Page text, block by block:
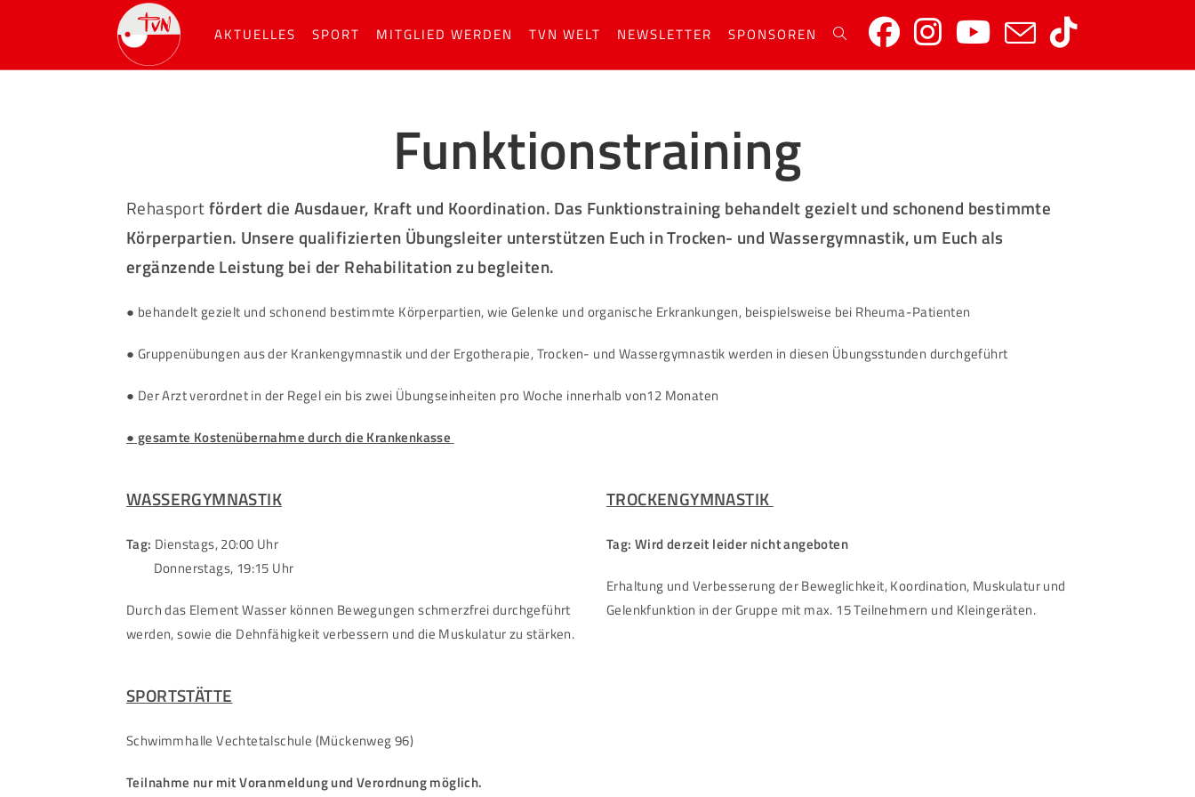
AKTUELLES SPORT MITGLIED WERDEN TVN WELT NEWSLETTER SPONSOREN
Funktionstraining
Rehasportfördert die Ausdauer, Kraft und Koordination. Das Funktionstraining behandelt gezielt und schonend bestimmte
Körperpartien. Unsere qualifizierten Übungsleiter unterstützen Euch in Trocken- und Wassergymnastik, um Euch als
ergänzende Leistung bei der Rehabilitation zu begleiten.
● behandelt gezielt und schonend bestimmte Körperpartien, wie Gelenke und organische Erkrankungen, beispielsweise bei Rheuma-Patienten
● Gruppenübungen aus der Krankengymnastik und der Ergotherapie, Trocken- und Wassergymnastik werden in diesen Übungsstunden durchgeführt
● Der Arzt verordnet in der Regel ein bis zwei Übungseinheiten pro Woche innerhalb von12 Monaten
● gesamte Kostenübernahme durch die Krankenkasse
WASSERGYMNASTIK
Tag: Dienstags, 20:00 Uhr
Donnerstags, 19:15 Uhr
Durch das Element Wasser können Bewegungen schmerzfrei durchgeführt
werden, sowie die Dehnfähigkeit verbessern und die Muskulatur zu stärken.
TROCKENGYMNASTIK
Tag: Wird derzeit leider nicht angeboten
Erhaltung und Verbesserung der Beweglichkeit, Koordination, Muskulatur und
Gelenkfunktion in der Gruppe mit max. 15 Teilnehmern und Kleingeräten.
SPORTSTÄTTE
Schwimmhalle Vechtetalschule (Mückenweg 96)
Teilnahme nur mit Voranmeldung und Verordnung möglich.